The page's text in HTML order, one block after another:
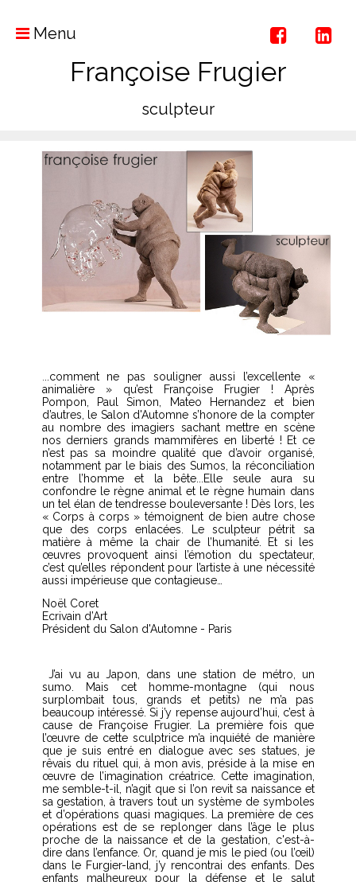
Menu
Françoise Frugier
sculpteur
..comment ne pas souligner aussi l’excellente «
animalière » qu’est Françoise Frugier ! Après
Pompon, Paul Simon, Mateo Hernandez et bien
d’autres, le Salon d'Automne s’honore de la compter
au nombre des imagiers sachant mettre en scène
nos derniers grands mammifères en liberté ! Et ce
n’est pas sa moindre qualité que d’avoir organisé,
notamment par le biais des Sumos, la réconciliation
entre l’homme et la bête...Elle seule aura su
confondre le règne animal et le règne humain dans
un tel élan de tendresse bouleversante ! Dès lors, les
« Corps à corps » témoignent de bien autre chose
que des corps enlacées. Le sculpteur pétrit sa
matière à même la chair de l’humanité. Et si les
œuvres provoquent ainsi l’émotion du spectateur,
c’est qu’elles répondent pour l’artiste à une nécessité
aussi impérieuse que contagieuse…
Noël Coret
Ecrivain d’Art
Président du Salon d'Automne - Paris
J’ai vu au Japon, dans une station de métro, un
sumo. Mais cet homme-montagne (qui nous
surplombait tous, grands et petits) ne m’a pas
beaucoup intéressé. Si j’y repense aujourd’hui, c’est à
cause de Françoise Frugier. La première fois que
l’œuvre de cette sculptrice m’a inquiété de manière
que je suis entré en dialogue avec ses statues, je
rêvais du rituel qui, à mon avis, préside à la mise en
œuvre de l’imagination créatrice. Cette imagination,
me semble-t-il, n’agit que si l’on revit sa naissance et
sa gestation, à travers tout un système de symboles
et d’opérations quasi magiques. La première de ces
opérations est de se replonger dans l’âge le plus
proche de la naissance et de la gestation, c'est-à-
dire dans l’enfance. Or, quand je mis le pied (ou l’œil)
dans le Furgier-land, j’y rencontrai des enfants. Des
enfants malheureux pour la défense et le salut